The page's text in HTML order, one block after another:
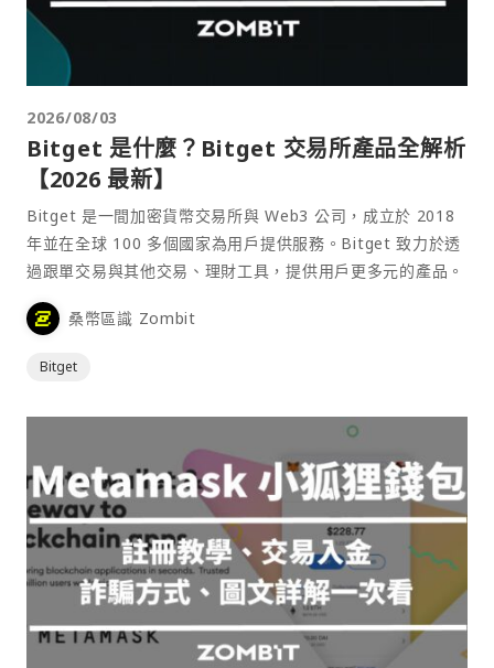
2026/08/03
Bitget 是什麼？Bitget 交易所產品全解析
【2026 最新】
Bitget 是一間加密貨幣交易所與 Web3 公司，成立於 2018
年並在全球 100 多個國家為用戶提供服務。Bitget 致力於透
過跟單交易與其他交易、理財工具，提供用戶更多元的產品。
桑幣區識 Zombit
Bitget